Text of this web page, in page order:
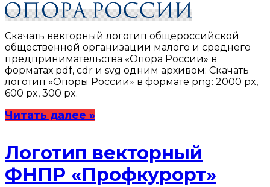
Скачать векторный логотип общероссийской
общественной организации малого и среднего
предпринимательства «Опора России» в
форматах pdf, cdr и svg одним архивом: Скачать
логотип «Опоры России» в формате png: 2000 px,
600 px, 300 px.
Читать далее »
Логотип векторный
ФНПР «Профкурорт»